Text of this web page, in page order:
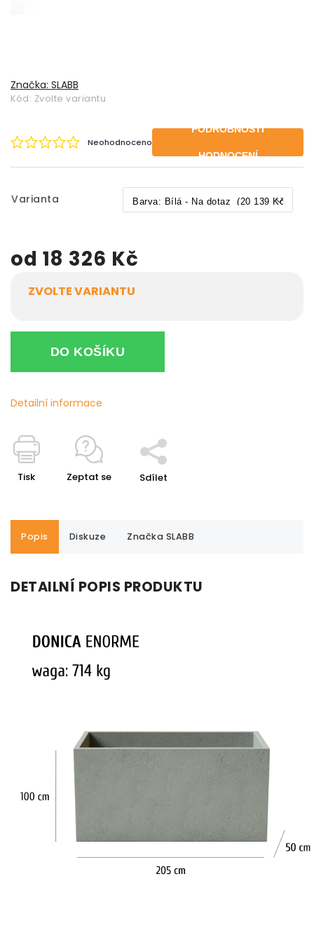
Značka: SLABB
Kód: Zvolte variantu
Neohodnoceno
PODROBNOSTI
HODNOCENÍ
Varianta
od 18 326 Kč
ZVOLTE VARIANTU
DO KOŠÍKU
Detailní informace
Tisk Zeptat se Sdílet
Popis Diskuze Značka SLABB
DETAILNÍ POPIS PRODUKTU